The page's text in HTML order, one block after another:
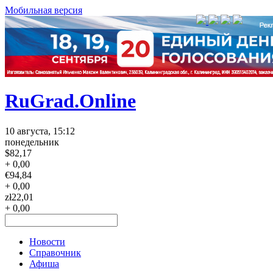
Мобильная версия
RuGrad.Online
10 августа, 15:12
понедельник
$82,17
+ 0,00
€94,84
+ 0,00
zł22,01
+ 0,00
Новости
Справочник
Афиша